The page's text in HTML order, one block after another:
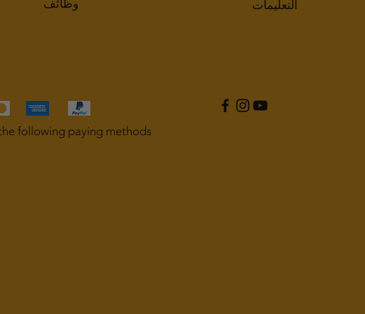
وظائف
التعليمات
following paying methods